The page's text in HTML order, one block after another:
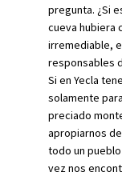
pregunta. ¿Si
cueva hubiera
irremediable,
responsables
Si en Yecla
solamente
preciado
apropiarnos
todo un
vez nos